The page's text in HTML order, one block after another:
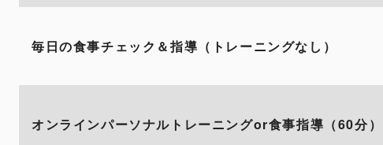
毎日の食事チェック＆指導（トレーニングなし）
オンラインパーソナルトレーニングor食事指導（60分）